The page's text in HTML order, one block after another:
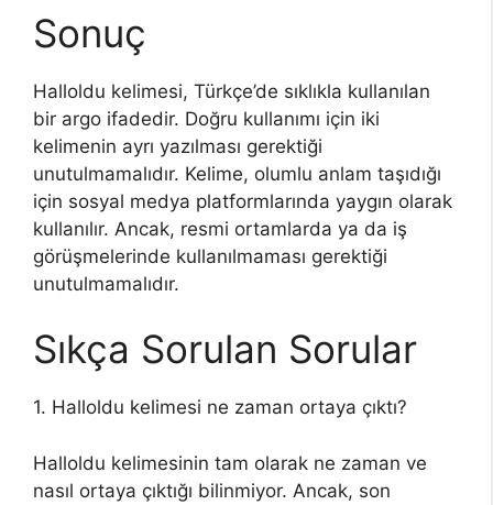
Sonuç
Halloldu kelimesi, Türkçe’de sıklıkla kullanılan
bir argo ifadedir. Doğru kullanımı için iki
kelimenin ayrı yazılması gerektiği
unutulmamalıdır. Kelime, olumlu anlam taşıdığı
için sosyal medya platformlarında yaygın olarak
kullanılır. Ancak, resmi ortamlarda ya da iş
görüşmelerinde kullanılmaması gerektiği
unutulmamalıdır.
Sıkça Sorulan Sorular
1. Halloldu kelimesi ne zaman ortaya çıktı?
Halloldu kelimesinin tam olarak ne zaman ve
nasıl ortaya çıktığı bilinmiyor. Ancak, son